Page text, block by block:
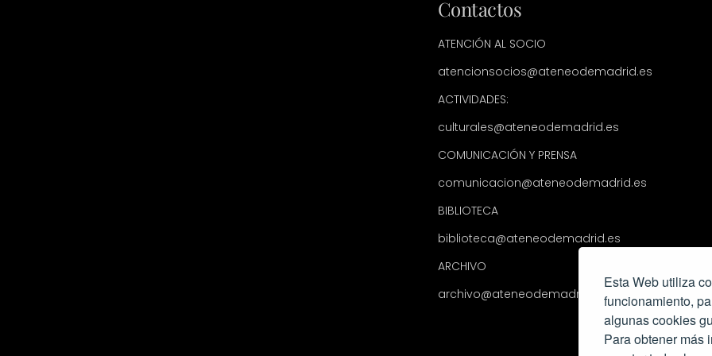
Esta Web utiliza
funcionamiento,
algunas cookies
Para obtener más
Contactos
ATENCIÓN AL SOCIO
atencionsocios@ateneodemadrid.es
ACTIVIDADES:
culturales@ateneodemadrid.es
COMUNICACIÓN Y PRENSA
comunicacion@ateneodemadrid.es
BIBLIOTECA
biblioteca@ateneodemadrid.es
ARCHIVO
archivo@ateneodemadrid.es